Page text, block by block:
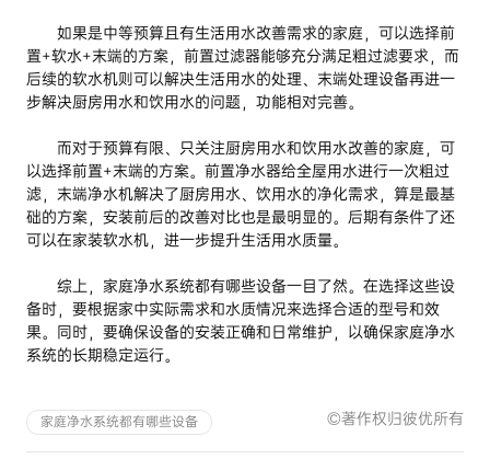
如果是中等预算且有生活用水改善需求的家庭，可以选择前
置+软水+末端的方案，前置过滤器能够充分满足粗过滤要求，而
后续的软水机则可以解决生活用水的处理、末端处理设备再进一
步解决厨房用水和饮用水的问题，功能相对完善。
而对于预算有限、只关注厨房用水和饮用水改善的家庭，可
以选择前置+末端的方案。前置净水器给全屋用水进行一次粗过
滤，末端净水机解决了厨房用水、饮用水的净化需求，算是最基
础的方案，安装前后的改善对比也是最明显的。后期有条件了还
可以在家装软水机，进一步提升生活用水质量。
综上，家庭净水系统都有哪些设备一目了然。在选择这些设
备时，要根据家中实际需求和水质情况来选择合适的型号和效
果。同时，要确保设备的安装正确和日常维护，以确保家庭净水
系统的长期稳定运行。
家庭净水系统都有哪些设备 ©著作权归彼优所有